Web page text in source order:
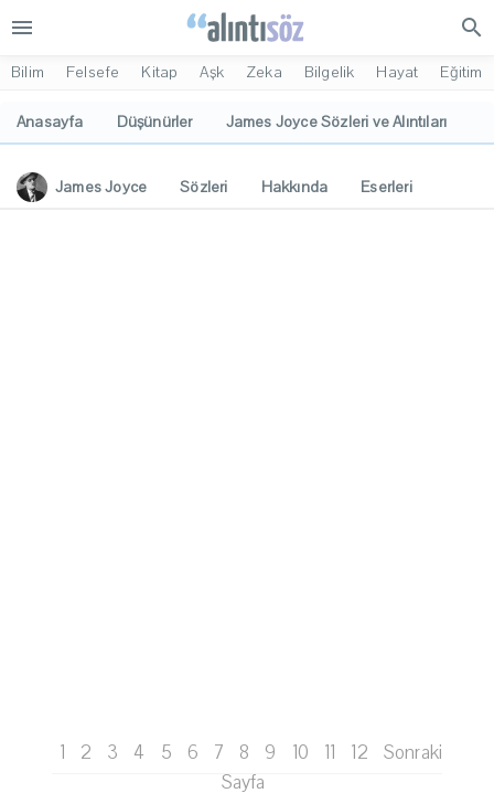
menu search
Bilim Felsefe Kitap Aşk Zeka Bilgelik Hayat Eğitim
Anasayfa Düşünürler James Joyce Sözleri ve Alıntıları
James Joyce Sözleri Hakkında
Eserleri
1 2 3 4 5 6 7 8 9 10 11 12
Sonraki
Sayfa